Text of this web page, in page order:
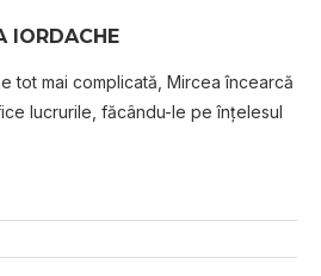
IORDACHE
tot mai complicată, Mircea încearcă
lucrurile, făcându-le pe înțelesul